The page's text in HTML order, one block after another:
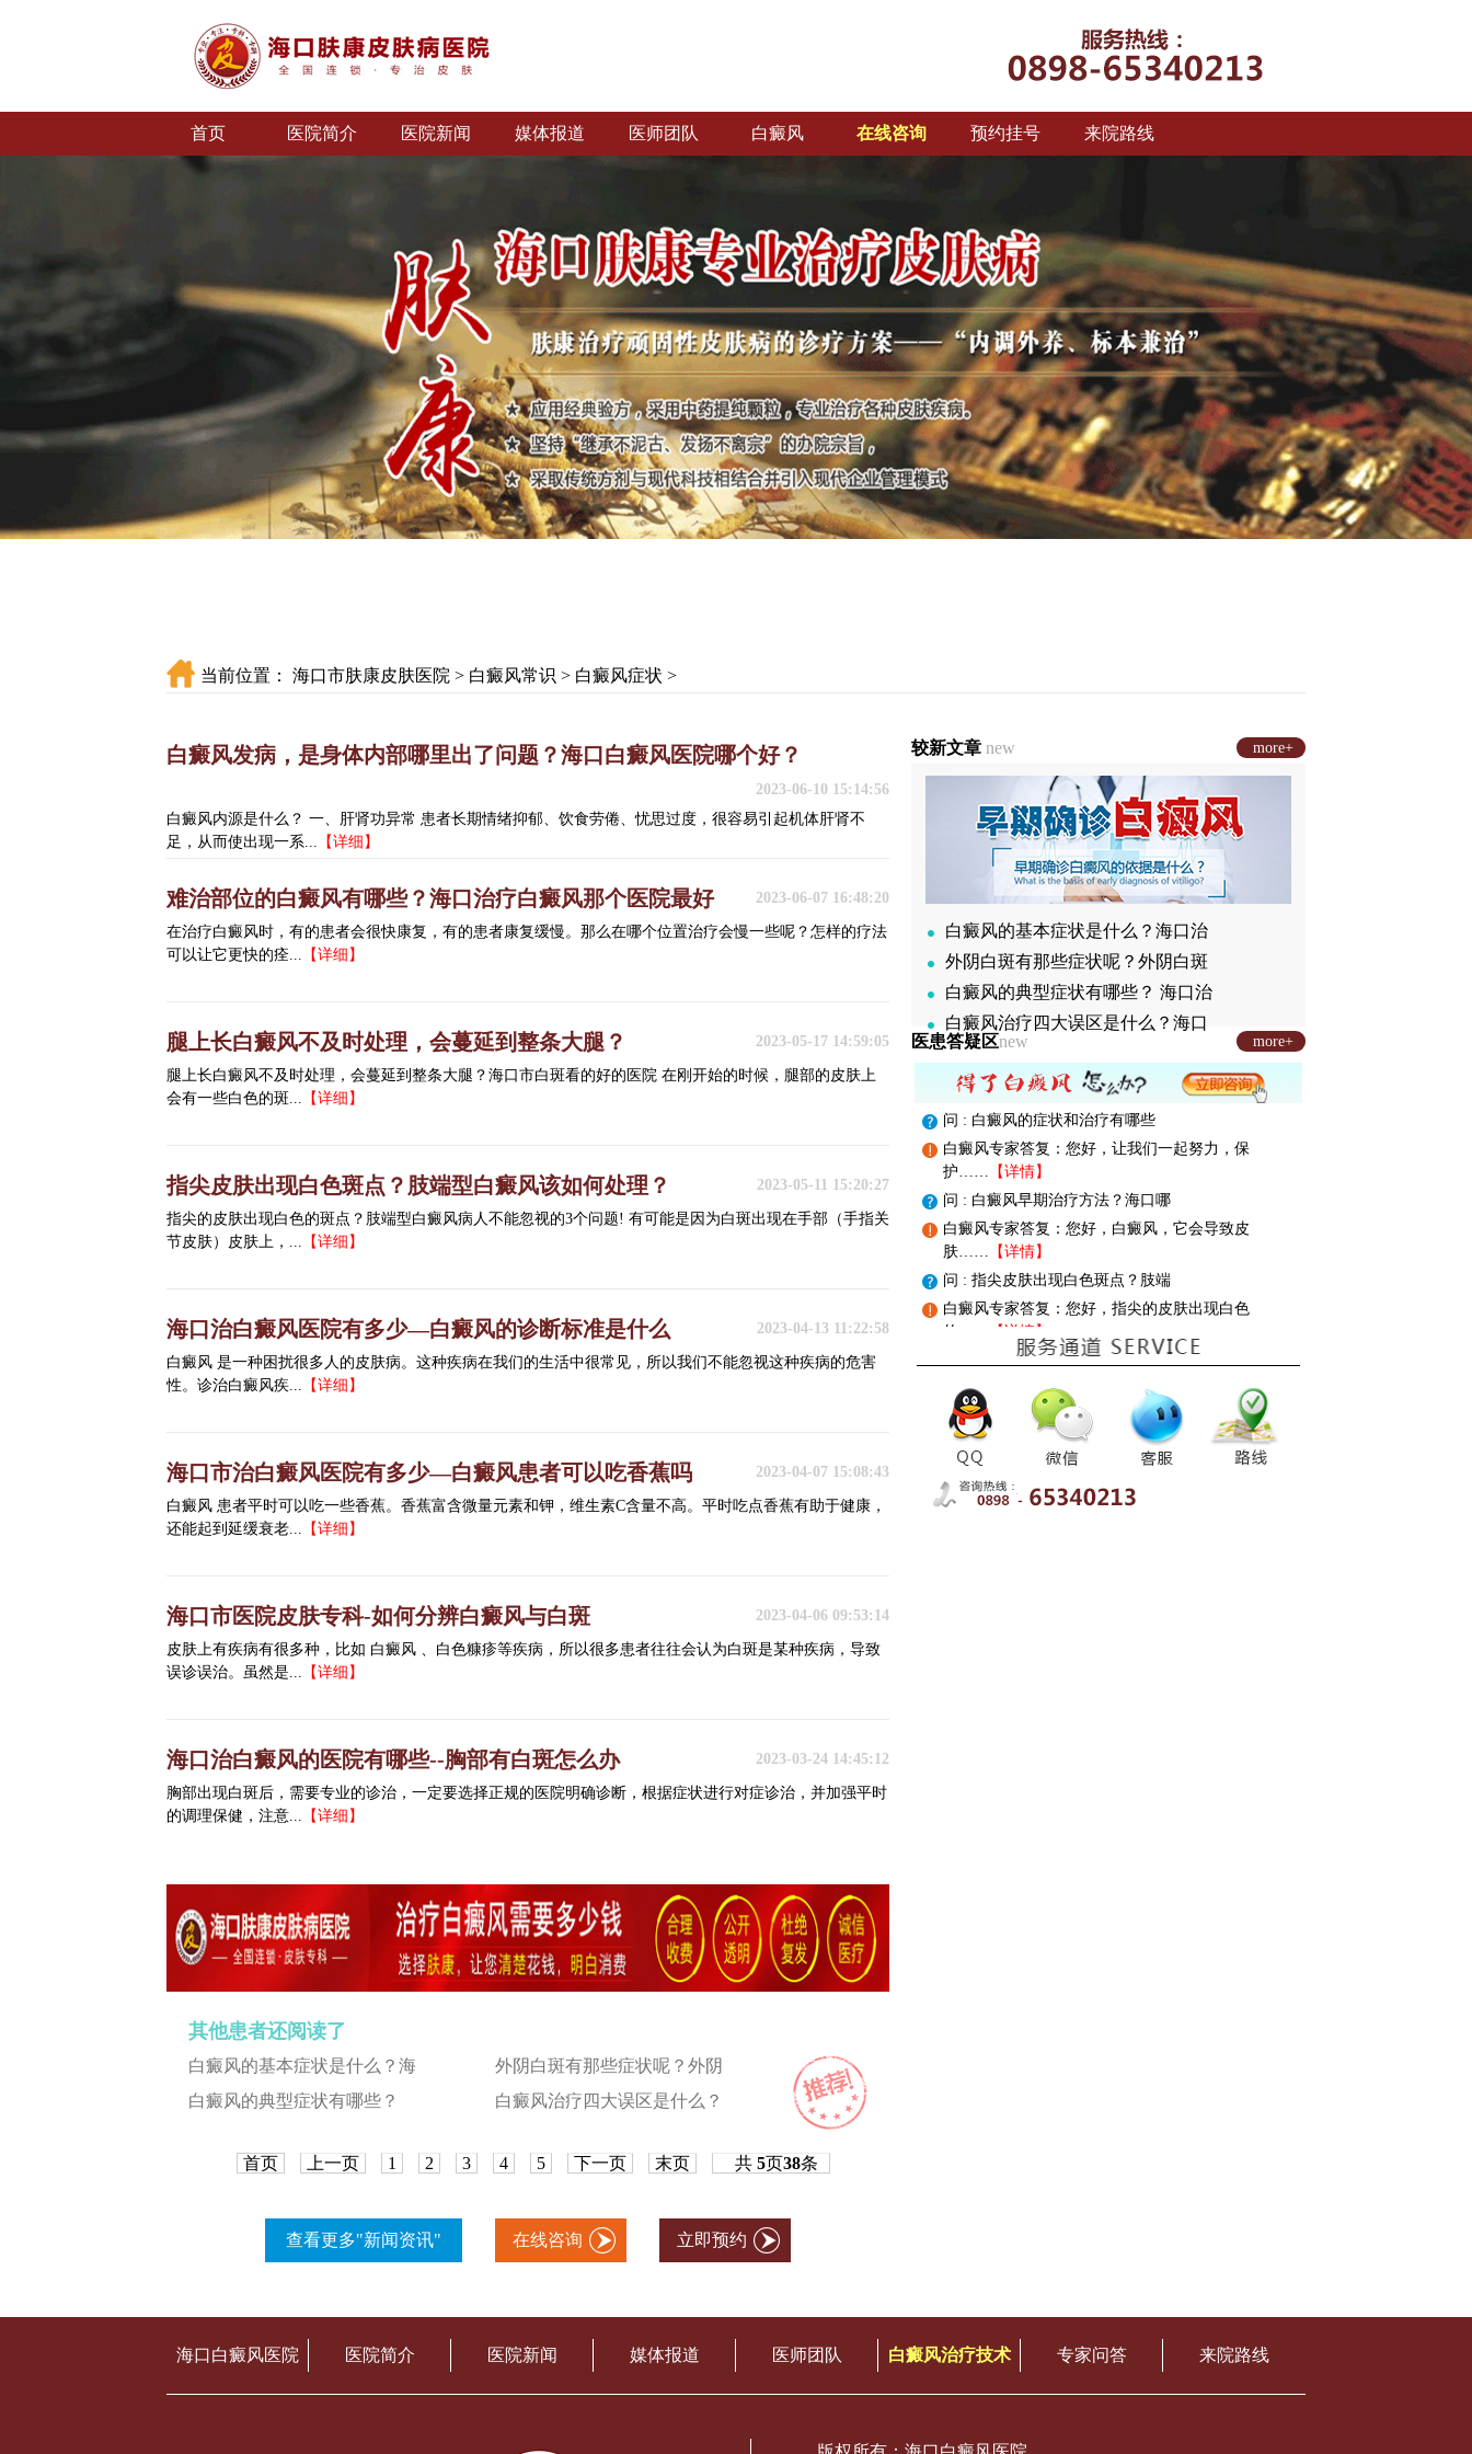
首页 医院简介 医院新闻 媒体报道 医师团队 白癜风 在线咨询 预约挂号 来院路线
当前位置： 海口市肤康皮肤医院 > 白癜风常识 > 白癜风症状 >
白癜风发病，是身体内部哪里出了问题？​海口白癜风医院哪个好？
2023-06-10 15:14:56
白癜风内源是什么？ 一、肝肾功异常 患者长期情绪抑郁、饮食劳倦、忧思过度，很容易引起机体肝肾不
足，从而使出现一系... 【详细】
难治部位的白癜风有哪些？海口治疗白癜风那个医院最好 2023-06-07 16:48:20
在治疗白癜风时，有的患者会很快康复，有的患者康复缓慢。那么在哪个位置治疗会慢一些呢？怎样的疗法
可以让它更快的痊... 【详细】
腿上长白癜风不及时处理，会蔓延到整条大腿？ 2023-05-17 14:59:05
腿上长白癜风不及时处理，会蔓延到整条大腿？海口市白斑看的好的医院 在刚开始的时候，腿部的皮肤上
会有一些白色的斑... 【详细】
指尖皮肤出现白色斑点？肢端型白癜风该如何处理？ 2023-05-11 15:20:27
指尖的皮肤出现白色的斑点？肢端型白癜风病人不能忽视的3个问题! 有可能是因为白斑出现在手部（手指关
节皮肤）皮肤上，... 【详细】
海口治白癜风医院有多少—白癜风的诊断标准是什么 2023-04-13 11:22:58
白癜风 是一种困扰很多人的皮肤病。这种疾病在我们的生活中很常见，所以我们不能忽视这种疾病的危害
性。诊治白癜风疾... 【详细】
海口市治白癜风医院有多少—白癜风患者可以吃香蕉吗 2023-04-07 15:08:43
白癜风 患者平时可以吃一些香蕉。香蕉富含微量元素和钾，维生素C含量不高。平时吃点香蕉有助于健康，
还能起到延缓衰老... 【详细】
海口市医院皮肤专科-如何分辨白癜风与白斑 2023-04-06 09:53:14
皮肤上有疾病有很多种，比如 白癜风 、白色糠疹等疾病，所以很多患者往往会认为白斑是某种疾病，导致
误诊误治。虽然是... 【详细】
海口治白癜风的医院有哪些--胸部有白斑怎么办 2023-03-24 14:45:12
胸部出现白斑后，需要专业的诊治，一定要选择正规的医院明确诊断，根据症状进行对症诊治，并加强平时
的调理保健，注意... 【详细】
其他患者还阅读了
白癜风的基本症状是什么？海
外阴白斑有那些症状呢？外阴
白癜风的典型症状有哪些？
白癜风治疗四大误区是什么？
首页 上一页 1 2 3 4 5 下一页 末页 共 5页38条
查看更多"新闻资讯" 在线咨询 立即预约
较新文章 new more+
白癜风的基本症状是什么？海口治
外阴白斑有那些症状呢？外阴白斑
白癜风的典型症状有哪些？ 海口治
白癜风治疗四大误区是什么？海口
医患答疑区new more+
问 : 白癜风的症状和治疗有哪些
白癜风专家答复：您好，让我们一起努力，保
护…… 【详情】
问 : 白癜风早期治疗方法？海口哪
白癜风专家答复：您好，白癜风，它会导致皮
肤…… 【详情】
问 : 指尖皮肤出现白色斑点？肢端
白癜风专家答复：您好，指尖的皮肤出现白色
的……
【详情】
海口白癜风医院 医院简介 医院新闻 媒体报道 医师团队 白癜风治疗技术 专家问答 来院路线